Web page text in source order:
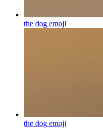
the dog emoji
the dog emoji